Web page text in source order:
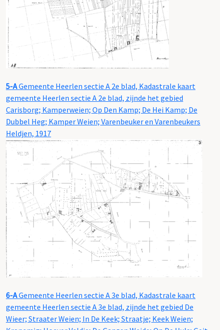
5-AGemeente Heerlen sectie A 2e blad, Kadastrale kaart
gemeente Heerlen sectie A 2e blad, zijnde het gebied
Carisborg; Kamperweien; Op Den Kamp; De Hei Kamp; De
Dubbel Heg; Kamper Weien; Varenbeuker en Varenbeukers
Heldjen, 1917
6-AGemeente Heerlen sectie A 3e blad, Kadastrale kaart
gemeente Heerlen sectie A 3e blad, zijnde het gebied De
Wieer; Straater Weien; In De Keek; Straatje; Keek Weien;